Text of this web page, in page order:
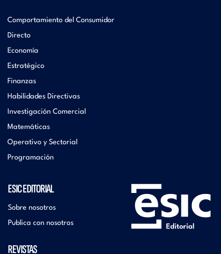
Comportamiento del Consumidor
Directo
Economía
Estratégico
Finanzas
Habilidades Directivas
Investigación Comercial
Matemáticas
Operativo y Sectorial
Programación
ESIC EDITORIAL
Sobre nosotros
Publica con nosotros
REVISTAS